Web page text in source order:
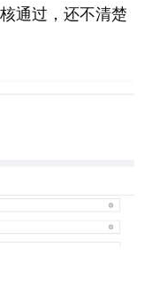
通过，还不清楚